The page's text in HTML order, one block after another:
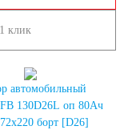
клик
автомобильный
130D26L оп 80Ач
борт [D26]